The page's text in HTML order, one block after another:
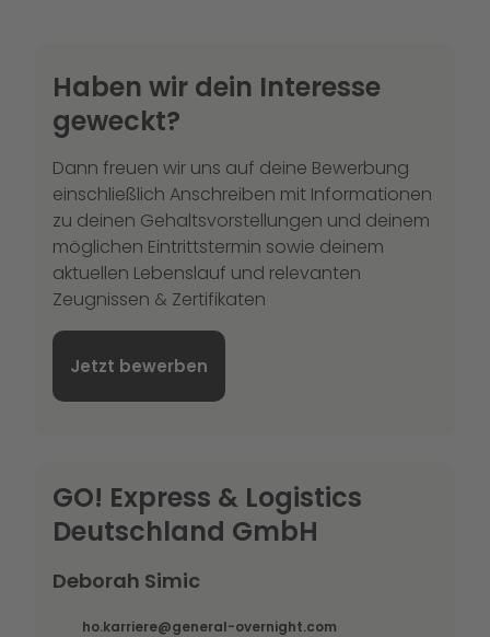
Haben wir dein Interesse
geweckt?
Dann freuen wir uns auf deine Bewerbung
einschließlich Anschreiben mit Informationen
zu deinen Gehaltsvorstellungen und deinem
möglichen Eintrittstermin sowie deinem
aktuellen Lebenslauf und relevanten
Zeugnissen & Zertifikaten
Jetzt bewerben
GO! Express & Logistics
Deutschland GmbH
Deborah Simic
ho.karriere@general-overnight.com